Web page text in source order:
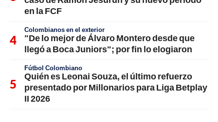
en la FCF
Colombianos en el exterior
"De lo mejor de Álvaro Montero desde que
llegó a Boca Juniors"; por fin lo elogiaron
Fútbol Colombiano
Quién es Leonai Souza, el último refuerzo
presentado por Millonarios para Liga Betplay
II 2026